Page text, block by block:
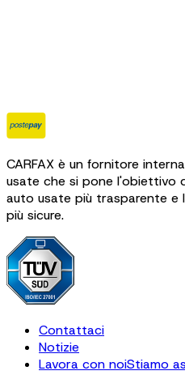
CARFAX è un fornitore
usate che si pone l'obiettivo
auto usate più trasparente
più sicure.
Contattaci
Notizie
Lavora con noiStiamo